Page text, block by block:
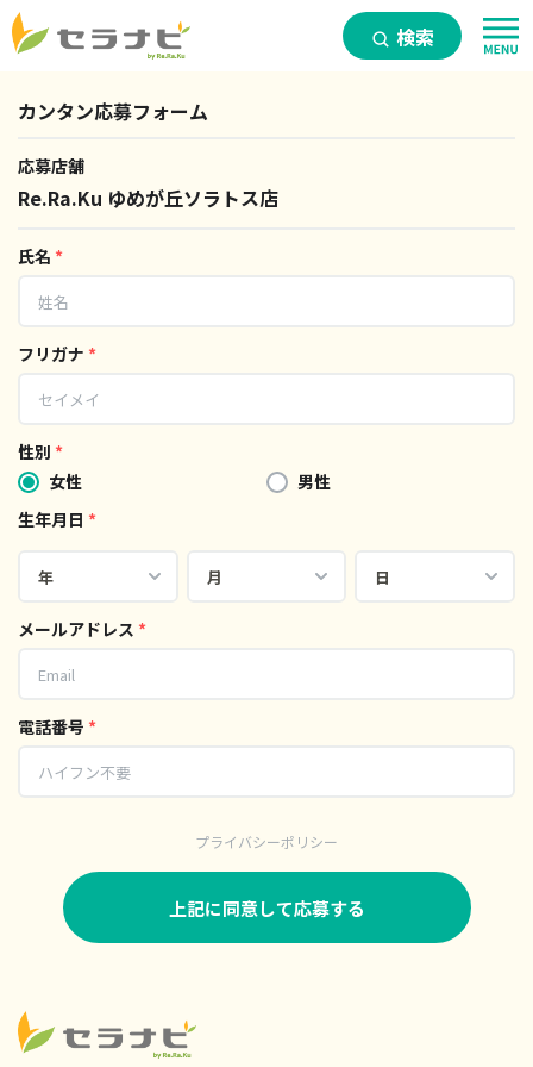
検索
カンタン応募フォーム
応募店舗
Re.Ra.Ku ゆめが丘ソラトス店
氏名 *
フリガナ *
性別 *
女性
男性
生年月日 *
メールアドレス *
電話番号 *
プライバシーポリシー